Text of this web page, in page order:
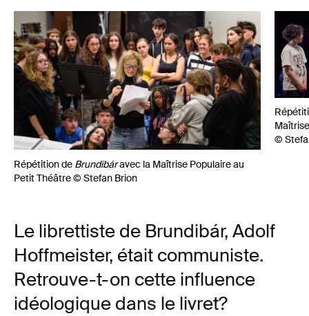
Répétition de Brundibáravec la Maîtrise Populaire au
Petit Théâtre © Stefan Brion
©
Le librettiste de Brundibár, Adolf
Hoffmeister, était communiste.
Retrouve-t-on cette influence
idéologique dans le livret?